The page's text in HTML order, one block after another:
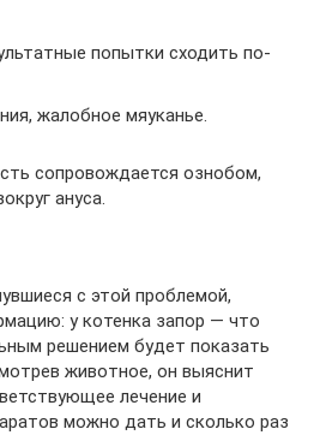
попытки сходить по-
жалобное мяуканье.
сопровождается ознобом,
ануса.
с этой проблемой,
у котенка запор — что
решением будет показать
животное, он выяснит
лечение и
можно дать и сколько раз